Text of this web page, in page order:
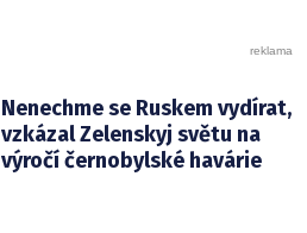
Nenechme se Ruskem vydírat,
vzkázal Zelenskyj světu na
výročí černobylské havárie